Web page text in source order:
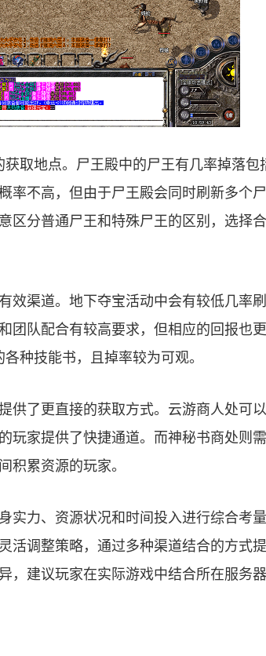
取地点。尸王殿中的尸王有几率掉落包
率不高，但由于尸王殿会同时刷新多个
区分普通尸王和特殊尸王的区别，选择
效渠道。地下夺宝活动中会有较低几率
团队配合有较高要求，但相应的回报也
种技能书，且掉率较为可观。
供了更直接的获取方式。云游商人处可
玩家提供了快捷通道。而神秘书商处则
积累资源的玩家。
实力、资源状况和时间投入进行综合考
活调整策略，通过多种渠道结合的方式
，建议玩家在实际游戏中结合所在服务